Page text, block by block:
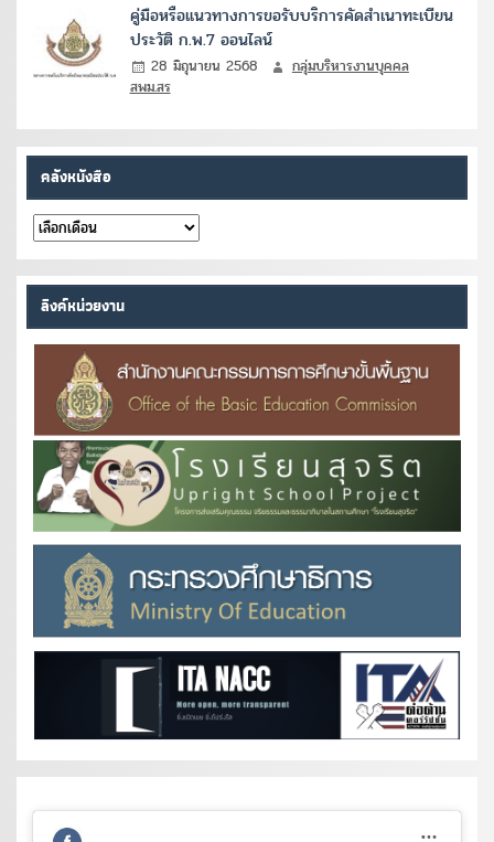
คู่มือหรือแนวทางการขอรับบริการคัดสำเนาทะเบียน
ประวัติ ก.พ.7 ออนไลน์
28 มิถุนายน 2568
กลุ่มบริหารงานบุคคล
สพม.สร
คลังหนังสือ
คลัง
หนังสือ
ลิงค์หน่วยงาน